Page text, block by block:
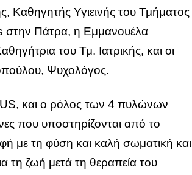
Καθηγητής Υγιεινής του Τμήματος
στην Πάτρα, η Εμμανουέλα
του Τμ. Ιατρικής, και οι
Ψυχολόγος.
και ο ρόλος των 4 πυλώνων
που υποστηρίζονται από το
με τη φύση και καλή σωματική και
τη ζωή μετά τη θεραπεία του